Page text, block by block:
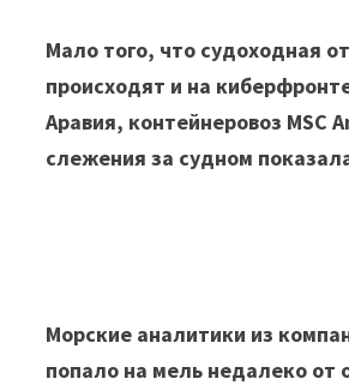
Мало того, что судоходная
происходят и на
Аравия, контейнеровоз
слежения за судном
Морские аналитики из
попало на мель недалеко